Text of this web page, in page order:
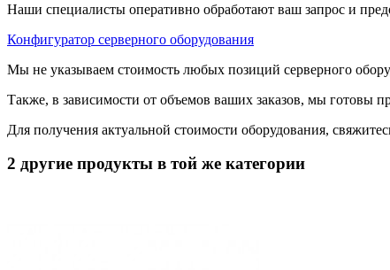
Наши специалисты оперативно обработают ваш запрос и
Конфигуратор серверного оборудования
Мы не указываем стоимость любых позиций серверного
Также, в зависимости от объемов ваших заказов, мы готовы
Для получения актуальной стоимости оборудования,
2 другие продукты в той же категории